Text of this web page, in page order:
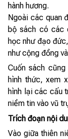
hành hương.
Ngoài các quan
bộ sách có các
học như đạo
như cộng đồng
Cuốn sách
hình thức, xem
hình lại các cấu
niềm tin vào vũ
Trích đoạn nội
Vào giữa thiên